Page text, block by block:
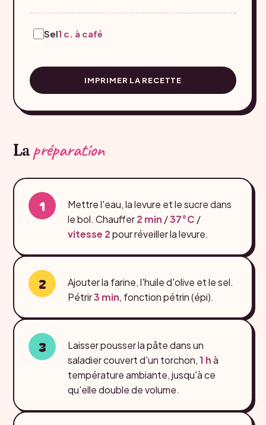
Sel1 c. à café
IMPRIMER LA RECETTE
Lapréparation
Mettre l'eau, la levure et le sucre dans
le bol. Chauffer2 min /37°C /
vitesse 2pour réveiller la levure.
Ajouter la farine, l'huile d'olive et le sel.
Pétrir3 min, fonction pétrin (épi).
Laisser pousser la pâte dans un
saladier couvert d'un torchon,1 hà
température ambiante, jusqu'à ce
qu'elle double de volume.